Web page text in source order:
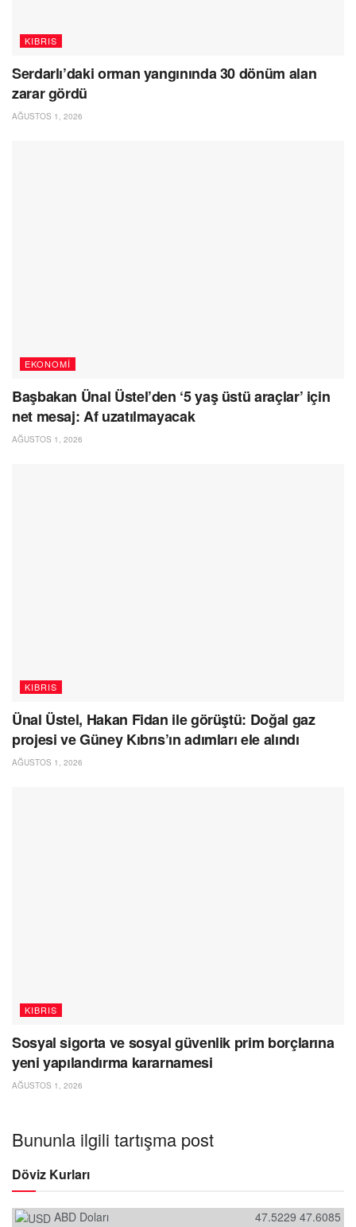
KIBRIS
Serdarlı’daki orman yangınında 30 dönüm alan
zarar gördü
AĞUSTOS 1, 2026
EKONOMI
Başbakan Ünal Üstel’den ‘5 yaş üstü araçlar’ için
net mesaj: Af uzatılmayacak
AĞUSTOS 1, 2026
KIBRIS
Ünal Üstel, Hakan Fidan ile görüştü: Doğal gaz
projesi ve Güney Kıbrıs’ın adımları ele alındı
AĞUSTOS 1, 2026
KIBRIS
Sosyal sigorta ve sosyal güvenlik prim borçlarına
yeni yapılandırma kararnamesi
AĞUSTOS 1, 2026
Bununla ilgili tartışma post
Döviz Kurları
ABD Doları 47.6085
47.5229